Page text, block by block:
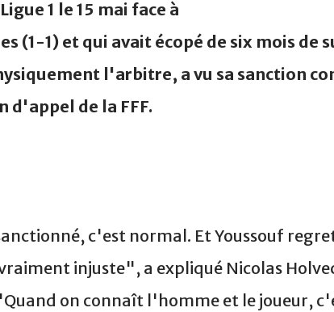
1 le 15 mai face à
(1-1) et qui avait écopé de six mois de
l'arbitre, a vu sa sanction
d'appel de la FFF.
c'est normal. Et Youssouf
injuste", a expliqué Nicolas
on connaît l'homme et le joueur,